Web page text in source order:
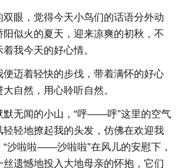
双眼，觉得今天小鸟们的话语分外动
阳似火的夏天，迎来凉爽的初秋，不
我今天的好心情。
便迈着轻快的步伐，带着满怀的好心
自然，用心聆听自然。
默无闻的小山，“呼——呼”这里的空气
轻轻地撩起我的头发，仿佛在欢迎我
“沙啦啦——沙啦啦”在风儿的安慰下，
遗憾地投入大地母亲的怀抱，它们